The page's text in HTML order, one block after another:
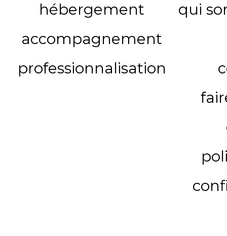
hébergement
accompagnement
professionnalisation
qui